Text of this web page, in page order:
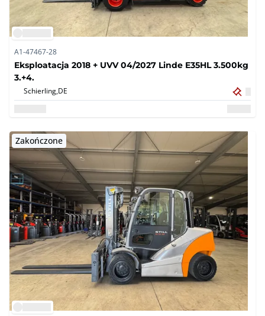
A1-47467-28
Eksploatacja 2018 + UVV 04/2027 Linde E35HL 3.500kg
3.+4.
Schierling,DE
Zakończone